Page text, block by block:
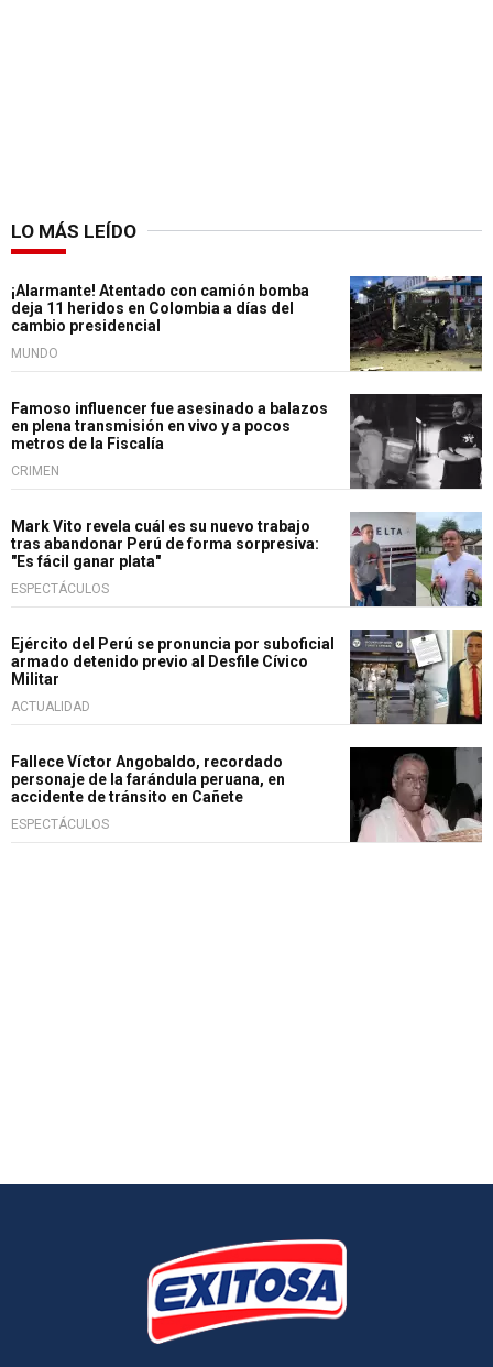
LO MÁS LEÍDO
¡Alarmante! Atentado con camión bomba
deja 11 heridos en Colombia a días del
cambio presidencial
MUNDO
Famoso influencer fue asesinado a balazos
en plena transmisión en vivo y a pocos
metros de la Fiscalía
CRIMEN
Mark Vito revela cuál es su nuevo trabajo
tras abandonar Perú de forma sorpresiva:
"Es fácil ganar plata"
ESPECTÁCULOS
Ejército del Perú se pronuncia por suboficial
armado detenido previo al Desfile Cívico
Militar
ACTUALIDAD
Fallece Víctor Angobaldo, recordado
personaje de la farándula peruana, en
accidente de tránsito en Cañete
ESPECTÁCULOS